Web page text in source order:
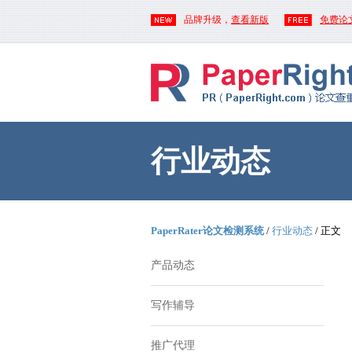
品牌升级， 查看新版 免费论
行业动态
PaperRater论文检测系统/ 行业动态 / 正文
产品动态
写作辅导
推广代理